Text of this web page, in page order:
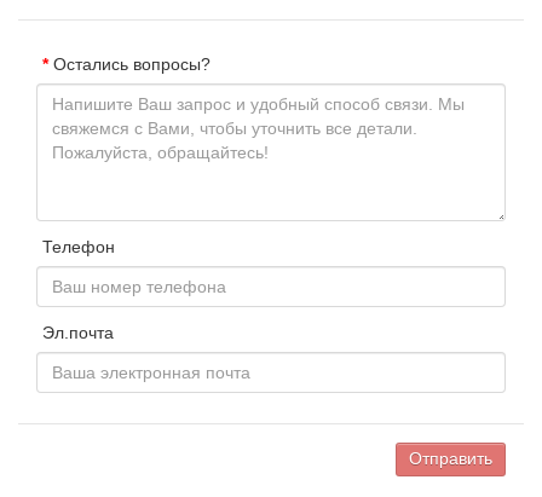
Остались вопросы?
Телефон
Эл.почта
Отправить